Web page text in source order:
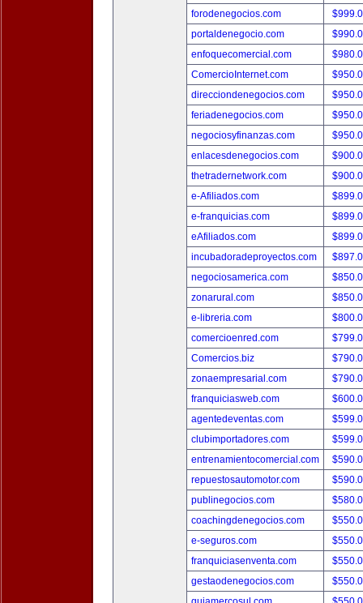
forodenegocios.com
portaldenegocio.com
enfoquecomercial.com
ComercioInternet.com
direcciondenegocios.com
feriadenegocios.com
negociosyfinanzas.com
enlacesdenegocios.com
thetradernetwork.com
e-Afiliados.com
e-franquicias.com
eAfiliados.com
incubadoradeproyectos.com
negociosamerica.com
zonarural.com
e-libreria.com
comercioenred.com
Comercios.biz
zonaempresarial.com
franquiciasweb.com
agentedeventas.com
clubimportadores.com
entrenamientocomercial.com
repuestosautomotor.com
publinegocios.com
coachingdenegocios.com
e-seguros.com
franquiciasenventa.com
gestaodenegocios.com